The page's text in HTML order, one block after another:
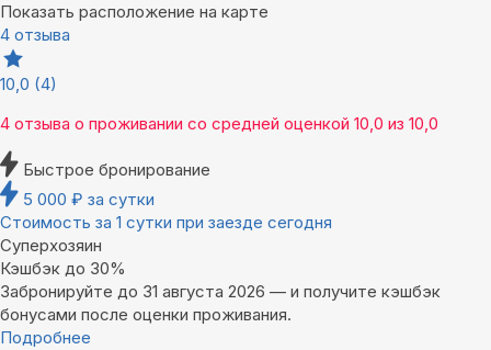
Показать расположение на карте
4 отзыва
10,0 (4)
4 отзыва о проживании со средней оценкой 10,0 из 10,0
Быстрое бронирование
5 000 ₽ за сутки
Стоимость за 1 сутки при заезде сегодня
Суперхозяин
Кэшбэк до 30%
Забронируйте до 31 августа 2026 — и получите кэшбэк
бонусами после оценки проживания.
Подробнее